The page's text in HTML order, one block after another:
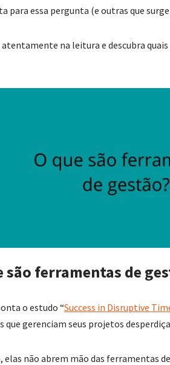
para essa pergunta (e outras que
na leitura e descubra
são ferramentas de
o estudo “Success in Disruptive
que gerenciam seus projetos
elas não abrem mão das ferramentas